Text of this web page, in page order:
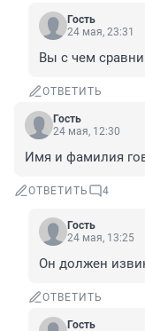
Гость
24 мая, 23:31
Вы с чем
ОТВЕТИТЬ
Гость
24 мая, 12:30
Имя и фамилия
ОТВЕТИТЬ 4
Гость
24 мая, 13:25
Он должен
ОТВЕТИТЬ
Гость